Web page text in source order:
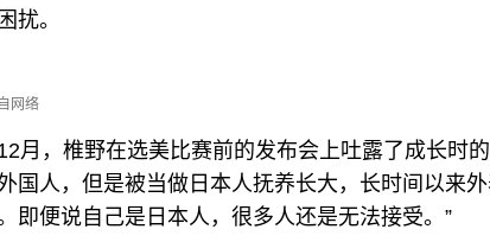
扰。
网络
月，椎野在选美比赛前的发布会上吐露了成长时
国人，但是被当做日本人抚养长大，长时间以来
即便说自己是日本人，很多人还是无法接受。”